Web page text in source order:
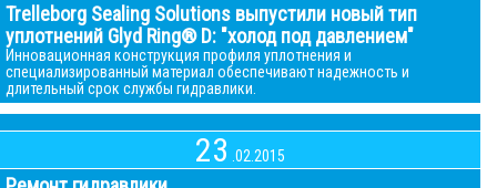
Trelleborg Sealing Solutions выпустили новый тип
уплотнений Glyd Ring® D: "холод под давлением"
Инновационная конструкция профиля уплотнения и
специализированный материал обеспечивают надежность и
длительный срок службы гидравлики.
23 .02.2015